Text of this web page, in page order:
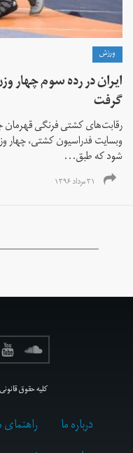
ورزش
ایران در رده سوم
گرفت
رقابت‌های کشتی فرنگی
وبسایت فدراسیون کشتی، چهار
شود که طبق...
۳۱ مرداد ۱۳۹۶
کلیه حقوق
درباره ما